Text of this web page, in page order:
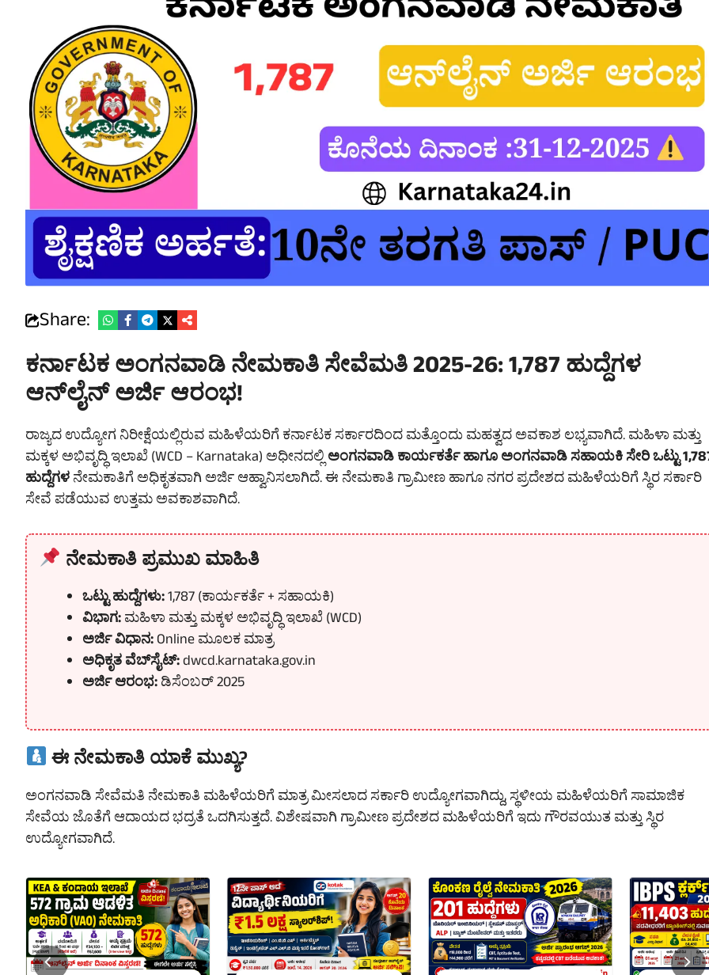
Share:
ಕರ್ನಾಟಕ ಅಂಗನವಾಡಿ ನೇಮಕಾತಿ ಸೇವೆಮತಿ 2025-26: 1,787 ಹುದ್ದೆಗಳ
ಆನ್‌ಲೈನ್ ಅರ್ಜಿ ಆರಂಭ!
ರಾಜ್ಯದ ಉದ್ಯೋಗ ನಿರೀಕ್ಷೆಯಲ್ಲಿರುವ ಮಹಿಳೆಯರಿಗೆ ಕರ್ನಾಟಕ ಸರ್ಕಾರದಿಂದ ಮತ್ತೊಂದು ಮಹತ್ವದ ಅವಕಾಶ ಲಭ್ಯವಾಗಿದೆ. ಮಹಿಳಾ ಮತ್ತು
ಮಕ್ಕಳ ಅಭಿವೃದ್ಧಿ ಇಲಾಖೆ (WCD – Karnataka) ಅಧೀನದಲ್ಲಿಅಂಗನವಾಡಿ ಕಾರ್ಯಕರ್ತೆ ಹಾಗೂ ಅಂಗನವಾಡಿ ಸಹಾಯಕಿ ಸೇರಿ ಒಟ್ಟು
ಹುದ್ದೆಗಳನೇಮಕಾತಿಗೆ ಅಧಿಕೃತವಾಗಿ ಅರ್ಜಿ ಆಹ್ವಾನಿಸಲಾಗಿದೆ. ಈ ನೇಮಕಾತಿ ಗ್ರಾಮೀಣ ಹಾಗೂ ನಗರ ಪ್ರದೇಶದ ಮಹಿಳೆಯರಿಗೆ ಸ್ಥಿರ ಸರ್ಕಾರಿ
ಸೇವೆ ಪಡೆಯುವ ಉತ್ತಮ ಅವಕಾಶವಾಗಿದೆ.
ನೇಮಕಾತಿ ಪ್ರಮುಖ ಮಾಹಿತಿ
ಒಟ್ಟು ಹುದ್ದೆಗಳು:1,787 (ಕಾರ್ಯಕರ್ತೆ + ಸಹಾಯಕಿ)
ವಿಭಾಗ:ಮಹಿಳಾ ಮತ್ತು ಮಕ್ಕಳ ಅಭಿವೃದ್ಧಿ ಇಲಾಖೆ (WCD)
ಅರ್ಜಿ ವಿಧಾನ:Online ಮೂಲಕ ಮಾತ್ರ
ಅಧಿಕೃತ ವೆಬ್‌ಸೈಟ್:dwcd.karnataka.gov.in
ಅರ್ಜಿ ಆರಂಭ:ಡಿಸೆಂಬರ್ 2025
ಈ ನೇಮಕಾತಿ ಯಾಕೆ ಮುಖ್ಯ?
ಅಂಗನವಾಡಿ ಸೇವೆಮತಿ ನೇಮಕಾತಿ ಮಹಿಳೆಯರಿಗೆ ಮಾತ್ರ ಮೀಸಲಾದ ಸರ್ಕಾರಿ ಉದ್ಯೋಗವಾಗಿದ್ದು, ಸ್ಥಳೀಯ ಮಹಿಳೆಯರಿಗೆ ಸಾಮಾಜಿಕ
ಸೇವೆಯ ಜೊತೆಗೆ ಆದಾಯದ ಭದ್ರತೆ ಒದಗಿಸುತ್ತದೆ. ವಿಶೇಷವಾಗಿ ಗ್ರಾಮೀಣ ಪ್ರದೇಶದ ಮಹಿಳೆಯರಿಗೆ ಇದು ಗೌರವಯುತ ಮತ್ತು ಸ್ಥಿರ
ಉದ್ಯೋಗವಾಗಿದೆ.